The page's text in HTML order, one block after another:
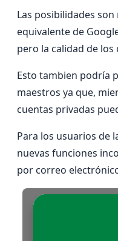
Las posibilidades
equivalente de
pero la calidad de
Esto tambien podría
maestros ya que,
cuentas privadas
Para los usuarios de
nuevas funciones
por correo